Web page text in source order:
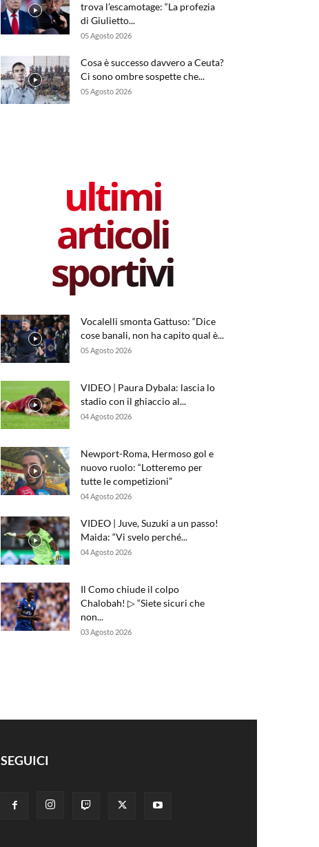
trova l’escamotage: “La profezia
di Giulietto...
05 Agosto 2026
Cosa è successo davvero a Ceuta?
Ci sono ombre sospette che...
05 Agosto 2026
ultimi
articoli
sportivi
Vocalelli smonta Gattuso: “Dice
cose banali, non ha capito qual è...
05 Agosto 2026
VIDEO | Paura Dybala: lascia lo
stadio con il ghiaccio al...
04 Agosto 2026
Newport-Roma, Hermoso gol e
nuovo ruolo: “Lotteremo per
tutte le competizioni”
04 Agosto 2026
VIDEO | Juve, Suzuki a un passo!
Maida: “Vi svelo perché...
04 Agosto 2026
Il Como chiude il colpo
Chalobah! ▷ “Siete sicuri che
non...
03 Agosto 2026
SEGUICI